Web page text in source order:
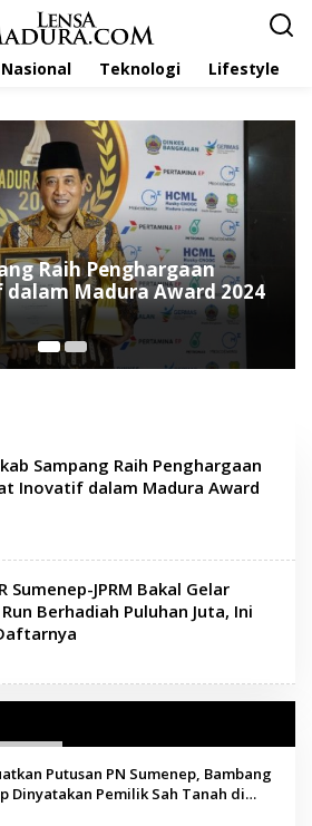
Nasional Teknologi Lifestyle
JPRM Bakal Gelar Event Run
Juta, Ini Cara Daftarnya
Sampang Raih Penghargaan
Inovatif dalam Madura Award
Sumenep-JPRM Bakal Gelar
Berhadiah Puluhan Juta, Ini
Putusan PN Sumenep, Bambang
Dinyatakan Pemilik Sah Tanah di